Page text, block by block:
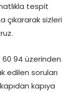
tespit
çıkararak sizleri
94 üzerinden
edilen soruları
kapıya